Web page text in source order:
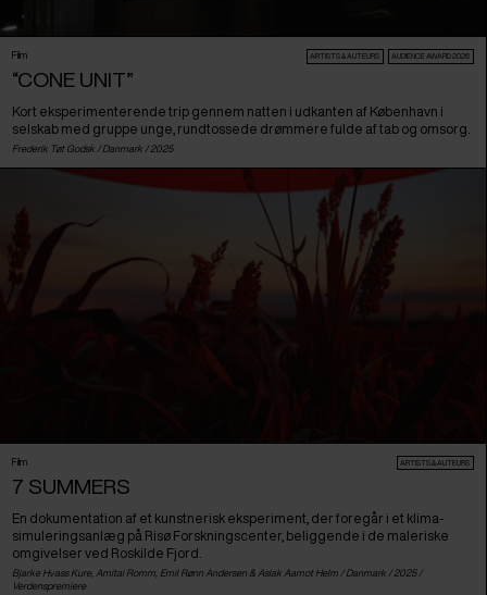
Film ARTISTS & AUTEURS AUDIENCE AWARD 2026
“CONE UNIT”
Kort eksperimenterende trip gennem natten i udkanten af København i
selskab med gruppe unge, rundtossede drømmere fulde af tab og omsorg.
Frederik Tøt Godsk / Danmark / 2025
Film ARTISTS & AUTEURS
7 SUMMERS
En dokumentation af et kunstnerisk eksperiment, der foregår i et klima-
simuleringsanlæg på Risø Forskningscenter, beliggende i de maleriske
omgivelser ved Roskilde Fjord.
Bjarke Hvass Kure, Amitai Romm, Emil Rønn Andersen & Aslak Aamot Helm / Danmark / 2025 /
Verdenspremiere